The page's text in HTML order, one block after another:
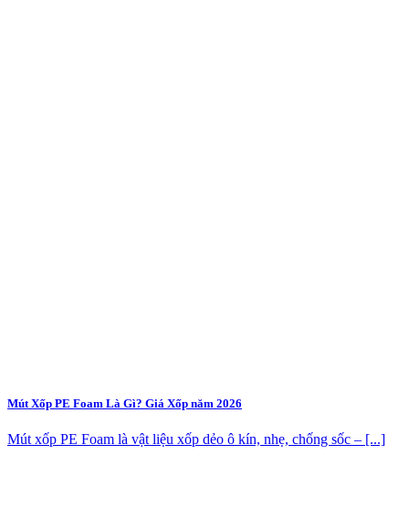
Mút Xốp PE Foam Là Gì? Giá Xốp năm 2026
Mút xốp PE Foam là vật liệu xốp dẻo ô kín, nhẹ, chống sốc – [...]